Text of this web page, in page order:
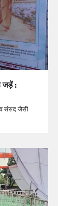
जड़ें :
व संसद जैसी